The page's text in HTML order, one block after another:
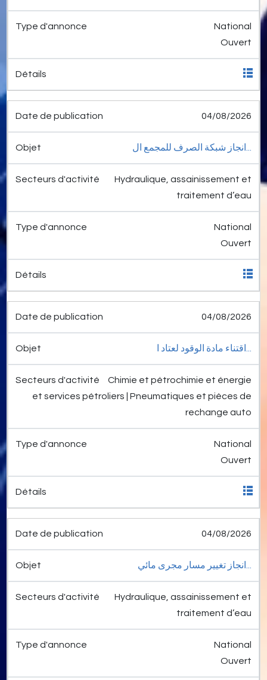
National
Ouvert
04/08/2026
انجاز شبكة الصرف للمجمع ال...
Hydraulique, assainissement et
traitement d’eau
National
Ouvert
04/08/2026
اقتناء مادة الوقود لعتاد ا...
Chimie et pétrochimie et énergie
et services pétroliers | Pneumatiques et pièces de
rechange auto
National
Ouvert
04/08/2026
انجاز تغيير مسار مجرى مائي...
Hydraulique, assainissement et
traitement d’eau
National
Ouvert